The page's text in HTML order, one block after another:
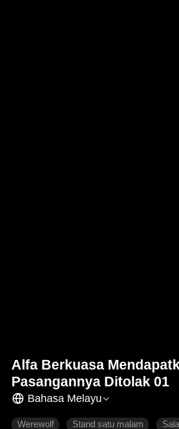
Alfa Berkuasa
Pasangannya Ditolak 01
Bahasa Melayu
Werewolf Stand satu malam